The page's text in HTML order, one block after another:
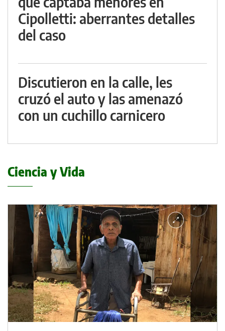
Cipolletti: aberrantes detalles
del caso
Discutieron en la calle, les
cruzó el auto y las amenazó
con un cuchillo carnicero
Ciencia y Vida